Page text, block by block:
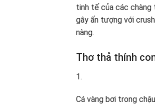
tinh tế của các chàng
gây ấn tượng với
nàng.
Thơ thả thính
1.
Cá vàng bơi trong